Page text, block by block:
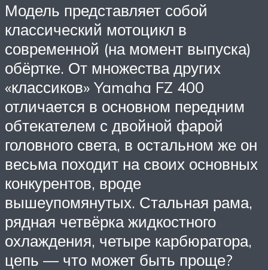
Модель представляет собой
классический мотоцикл в
современной (на момент выпуска)
обёртке. От множества других
«классиков» Yamaha FZ 400
отличается в основном передним
обтекателем с двойной фарой
головного света, в остальном же он
весьма походит на своих основных
конкурентов, вроде
вышеупомянутых. Стальная рама,
рядная четвёрка жидкостного
охлаждения, четыре карбюратора,
цепь — что может быть проще?